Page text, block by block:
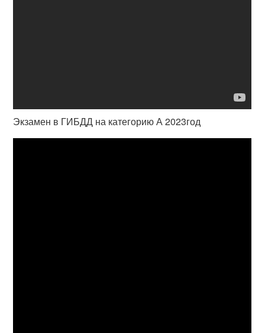
Экзамен в ГИБДД на категорию А 2023год